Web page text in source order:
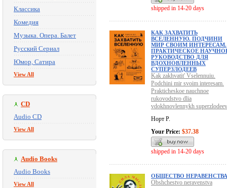
Классика
Комедия
Музыка. Опера. Балет
Русский Сериал
Юмор, Сатира
View All
CD
Audio CD
View All
Audio Books
Audio Books
View All
shipped in 14-20 days
КАК ЗАХВАТИТЬ
ВСЕЛЕННУЮ. ПОДЧИНИ
МИР СВОИМ ИНТЕРЕСАМ.
ПРАКТИЧЕСКОЕ
РУКОВОДСТВО ДЛЯ
ВДОХНОВЛЕННЫХ
СУПЕРЗЛОДЕЕВ
Kak zakhvatit' Vselennuiu.
Podchini mir svoim interesam.
Prakticheskoe nauchnoe
rukovodstvo dlia
vdokhnovlennykh superzlodeev
Норт Р.
Your Price: $37.38
shipped in 14-20 days
ОБЩЕСТВО НЕРАВЕНСТВА
Obshchestvo neravenstva